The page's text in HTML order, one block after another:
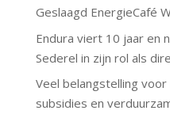
Geslaagd EnergieCafé
Endura viert 10 jaar en
Sederel in zijn rol als
Veel belangstelling
subsidies en